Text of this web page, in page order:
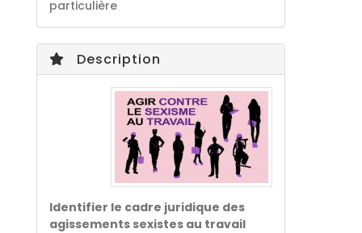
particulière
Description
Identifier le cadre juridique des
agissements sexistes au travail